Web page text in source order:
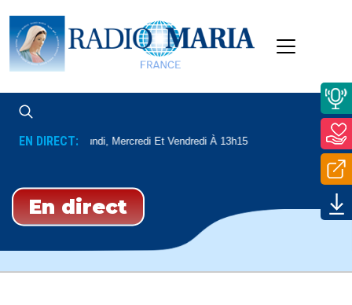
EN DIRECT:
Dédicaces Lundi, Mercredi Et Vendredi À 13h15
En direct